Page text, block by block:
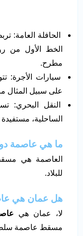
الحافلة العامة:
الخط الأول من
مطرح.
سيارات الأجرة:
على سبيل المثال
النقل البحري:
الساحلية،
ما هي عاصمة
العاصمة هي
للبلاد.
هل عمان هي
لا، عمان هي
مسقط عاصمة